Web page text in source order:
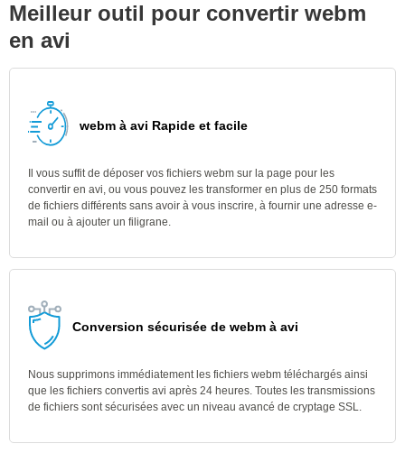
Meilleur outil pour convertir webm
en avi
webm à avi Rapide et facile
Il vous suffit de déposer vos fichiers webm sur la page pour les
convertir en avi, ou vous pouvez les transformer en plus de 250 formats
de fichiers différents sans avoir à vous inscrire, à fournir une adresse e-
mail ou à ajouter un filigrane.
Conversion sécurisée de webm à avi
Nous supprimons immédiatement les fichiers webm téléchargés ainsi
que les fichiers convertis avi après 24 heures. Toutes les transmissions
de fichiers sont sécurisées avec un niveau avancé de cryptage SSL.